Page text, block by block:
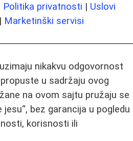
Politika privatnosti | Uslovi
| Marketinški servisi
nikakvu odgovornost
u sadržaju ovog
na ovom sajtu pružaju se
bez garancija u pogledu
korisnosti ili